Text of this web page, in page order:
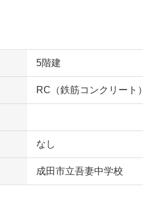
5階建
RC（鉄筋コンクリート）
なし
成田市立吾妻中学校